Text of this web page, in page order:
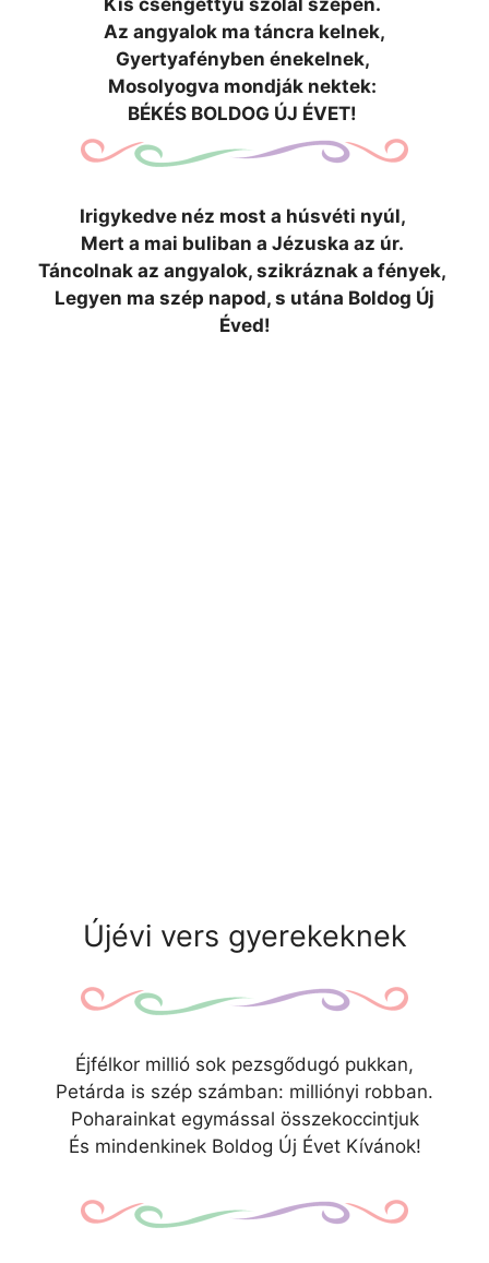
Az angyalok ma táncra kelnek,
Gyertyafényben énekelnek,
Mosolyogva mondják nektek:
BÉKÉS BOLDOG ÚJ ÉVET!
Irigykedve néz most a húsvéti nyúl,
Mert a mai buliban a Jézuska az úr.
Táncolnak az angyalok, szikráznak a fények,
Legyen ma szép napod, s utána Boldog Új
Éved!
Újévi vers gyerekeknek
Éjfélkor millió sok pezsgődugó pukkan,
Petárda is szép számban: milliónyi robban.
Poharainkat egymással összekoccintjuk
És mindenkinek Boldog Új Évet Kívánok!